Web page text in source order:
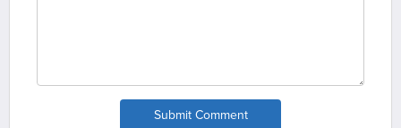
Submit Comment